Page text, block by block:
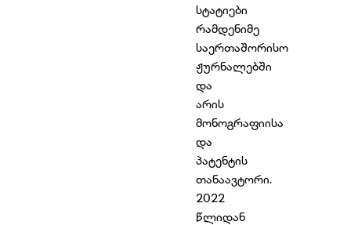
სტატიები
რამდენიმე
საერთაშორისო
ჟურნალებში
და
არის
მონოგრაფიისა
და
პატენტის
თანაავტორი.
2022
წლიდან